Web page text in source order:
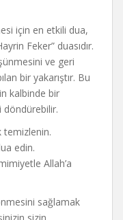
için en etkili dua,
Feker” duasıdır.
ve geri
bir yakarıştır. Bu
kalbinde bir
döndürebilir.
temizlenin.
edin.
Allah’a
sağlamak